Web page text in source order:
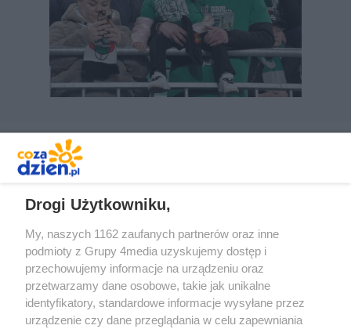
Drogi Użytkowniku,
My, naszych 1162 zaufanych partnerów oraz inne
podmioty z Grupy 4media uzyskujemy dostęp i
przechowujemy informacje na urządzeniu oraz
przetwarzamy dane osobowe, takie jak unikalne
identyfikatory, standardowe informacje wysyłane przez
urządzenie czy dane przeglądania w celu zapewniania